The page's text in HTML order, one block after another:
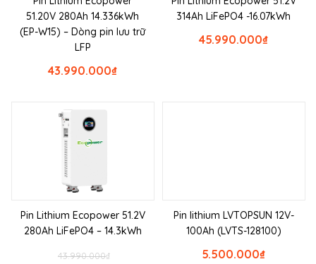
51.20V 280Ah 14.336kWh
(EP-W15) – Dòng pin lưu trữ
LFP
₫
43.990.000
314Ah LiFePO4 -16.07kWh
₫
45.990.000
Pin Lithium Ecopower 51.2V
280Ah LiFePO4 – 14.3kWh
₫
43.990.000
Pin lithium LVTOPSUN 12V-
100Ah (LVTS-128100)
₫
5.500.000